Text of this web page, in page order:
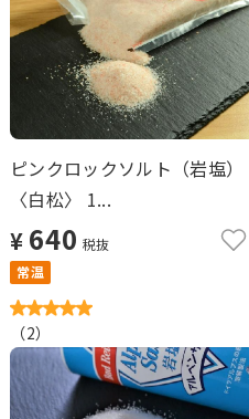
ピンクロックソルト（岩塩）
〈白松〉 1...
¥ 640 税抜
常温
（2）